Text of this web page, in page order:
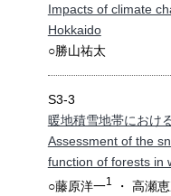
Impacts of climate
Hokkaido
○勝山祐太
S3-3
暖地積雪地帯におけ
Assessment of the
function of forests in
○藤原洋一1 ・ 高瀬